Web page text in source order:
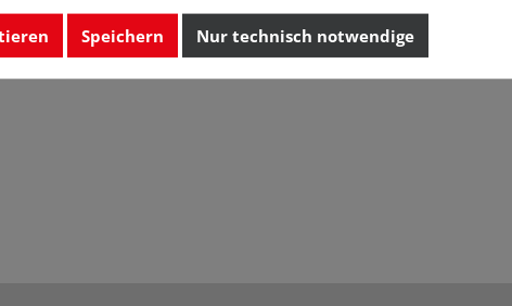
Speichern Nur technisch notwendige